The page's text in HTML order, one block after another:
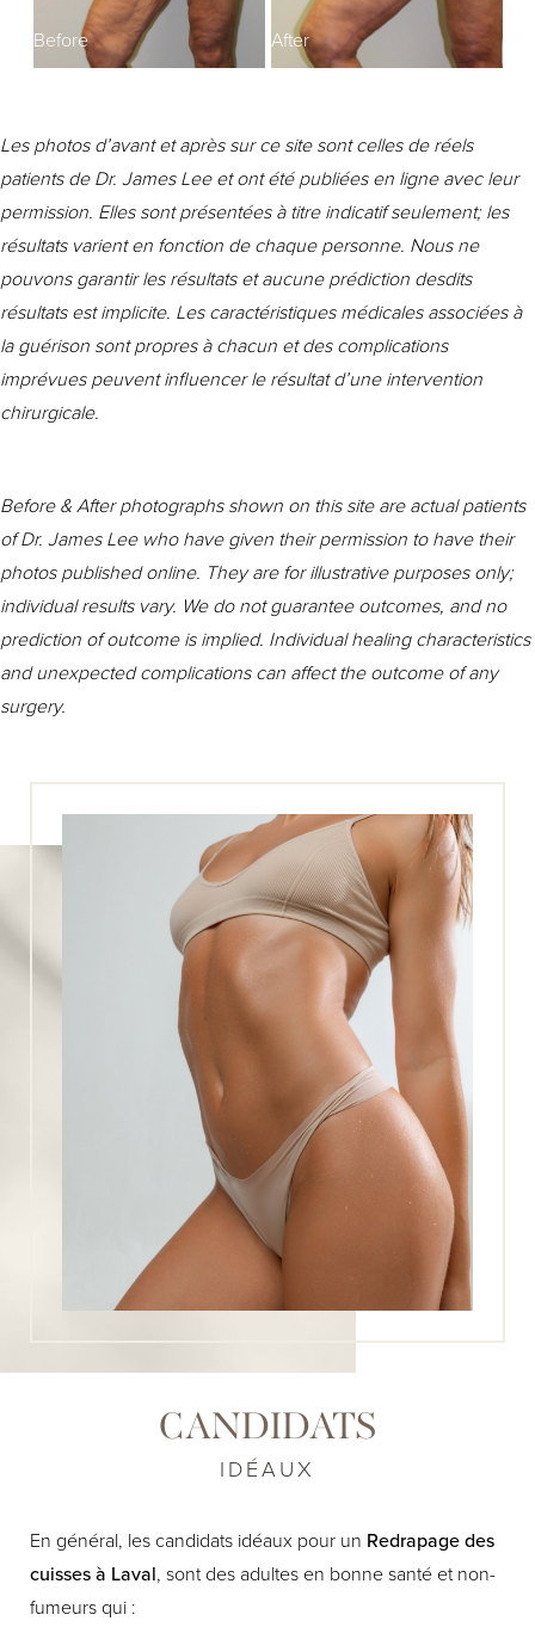
Before After
Les photos d’avant et après sur ce site sont celles de réels
patients de Dr. James Lee et ont été publiées en ligne avec leur
permission. Elles sont présentées à titre indicatif seulement; les
résultats varient en fonction de chaque personne. Nous ne
pouvons garantir les résultats et aucune prédiction desdits
résultats est implicite. Les caractéristiques médicales associées à
la guérison sont propres à chacun et des complications
imprévues peuvent influencer le résultat d’une intervention
chirurgicale.
Before & After photographs shown on this site are actual patients
of Dr. James Lee who have given their permission to have their
photos published online. They are for illustrative purposes only;
individual results vary. We do not guarantee outcomes, and no
prediction of outcome is implied. Individual healing characteristics
and unexpected complications can affect the outcome of any
surgery.
CANDIDATS
IDÉAUX
En général, les candidats idéaux pour un Redrapage des
cuisses à Laval, sont des adultes en bonne santé et non-
fumeurs qui :